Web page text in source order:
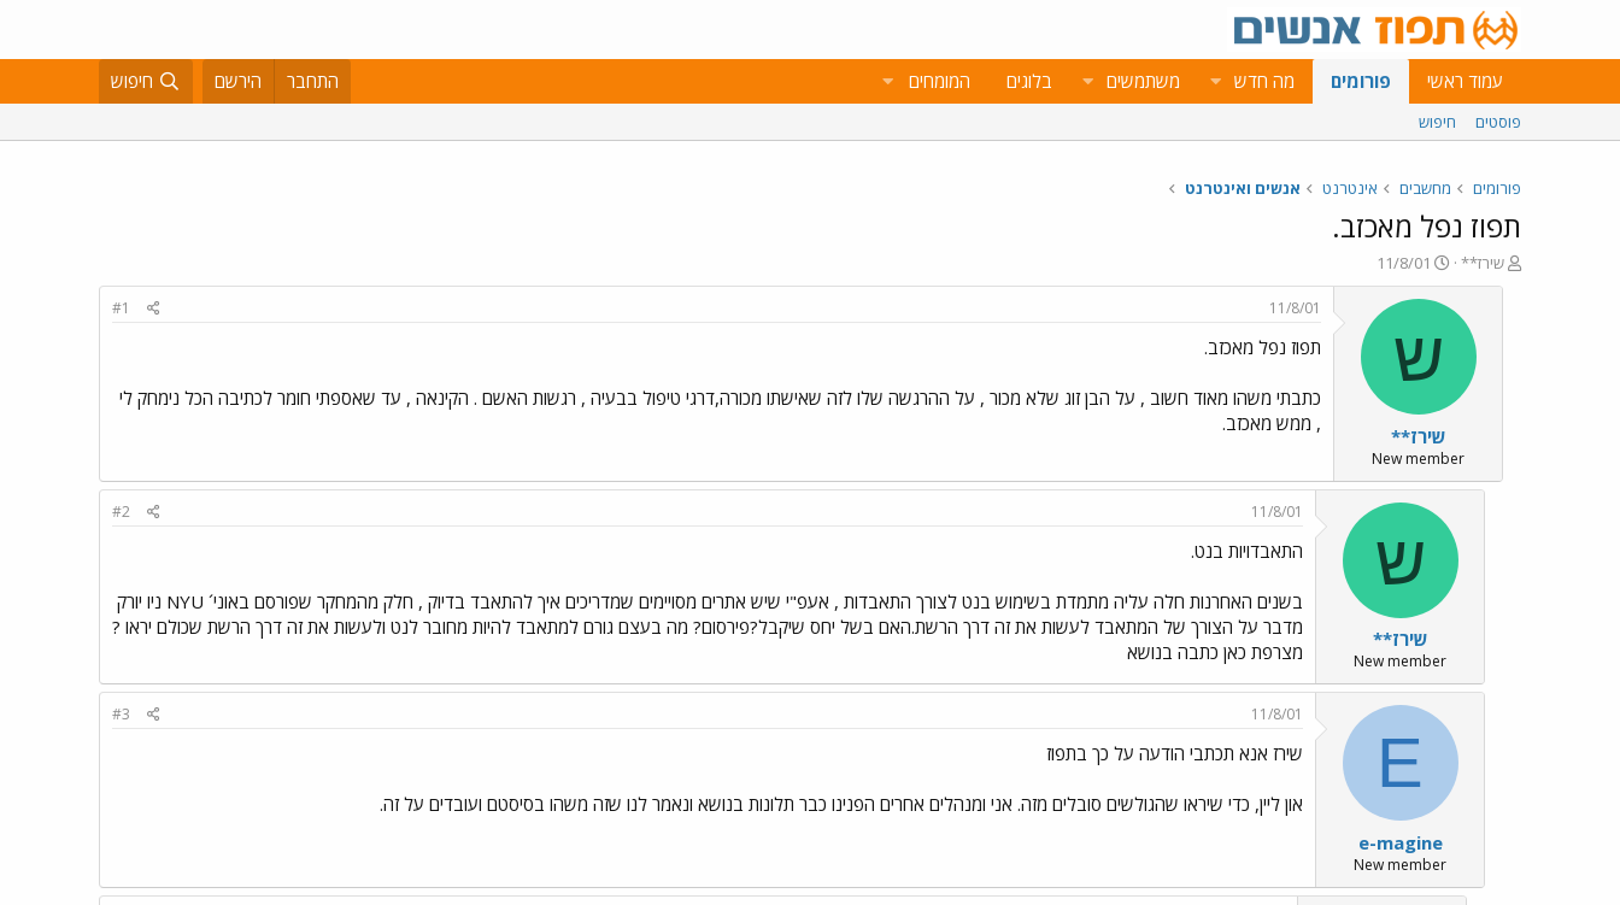
עמוד ראשי פורומים מה חדש משתמשים בלוגים המומחים התחבר הירשם חיפוש
פוסטים חיפוש
פורומים מחשבים אינטרנט אנשים ואינטרנט
תפוז נפל מאכזב.
פ
ו
שירז**
פ
ו
ר
ב
א
ר
י
ך
11/8/01
ש
שירז**
New member
11/8/01
#1
תפוז נפל מאכזב.
כתבתי משהו מאוד חשוב , על הבן זוג שלא מכור , על ההרגשה שלו לזה שאישתו מכורה,דרגי טיפול בבעיה , רגשות האשם . הקינאה , עד שאספתי חומר לכתיבה הכל נימחק לי
, ממש מאכזב.
ש
שירז**
New member
11/8/01
#2
התאבדויות בנט.
בשנים האחרנות חלה עליה מתמדת בשימוש בנט לצורך התאבדות , אעפ"י שיש אתרים מסויימים שמדריכים איך להתאבד בדיוק , חלק מהמחקר שפורסם באוני´ NYU ניו יורק
מדבר על הצורך של המתאבד לעשות את זה דרך הרשת.האם בשל יחס שיקבל?פירסום? מה בעצם גורם למתאבד להיות מחובר לנט ולעשות את זה דרך הרשת שכולם יראו ?
מצרפת כאן כתבה בנושא
E
e-magine
New member
11/8/01
#3
שירז אנא תכתבי הודעה על כך בתפוז
און ליין, כדי שיראו שהגולשים סובלים מזה. אני ומנהלים אחרים הפנינו כבר תלונות בנושא ונאמר לנו שזה משהו בסיסטם ועובדים על זה.